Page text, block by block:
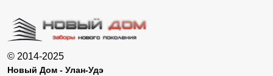
© 2014-2025
Новый Дом - Улан-Удэ